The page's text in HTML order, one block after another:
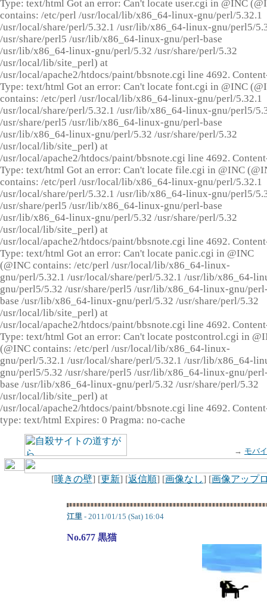
Type: text/html Got an error: Can't locate user.cgi in @INC
contains: /etc/perl /usr/local/lib/x86_64-linux-gnu/perl/5.32.1
/usr/local/share/perl/5.32.1 /usr/lib/x86_64-linux-gnu/perl5/
/usr/share/perl5 /usr/lib/x86_64-linux-gnu/perl-base
/usr/lib/x86_64-linux-gnu/perl/5.32 /usr/share/perl/5.32
/usr/local/lib/site_perl) at
/usr/local/apache2/htdocs/paint/bbsnote.cgi line 4692.
Type: text/html Got an error: Can't locate font.cgi in @INC
contains: /etc/perl /usr/local/lib/x86_64-linux-gnu/perl/5.32.1
/usr/local/share/perl/5.32.1 /usr/lib/x86_64-linux-gnu/perl5/
/usr/share/perl5 /usr/lib/x86_64-linux-gnu/perl-base
/usr/lib/x86_64-linux-gnu/perl/5.32 /usr/share/perl/5.32
/usr/local/lib/site_perl) at
/usr/local/apache2/htdocs/paint/bbsnote.cgi line 4692.
Type: text/html Got an error: Can't locate file.cgi in @INC
contains: /etc/perl /usr/local/lib/x86_64-linux-gnu/perl/5.32.1
/usr/local/share/perl/5.32.1 /usr/lib/x86_64-linux-gnu/perl5/
/usr/share/perl5 /usr/lib/x86_64-linux-gnu/perl-base
/usr/lib/x86_64-linux-gnu/perl/5.32 /usr/share/perl/5.32
/usr/local/lib/site_perl) at
/usr/local/apache2/htdocs/paint/bbsnote.cgi line 4692.
Type: text/html Got an error: Can't locate panic.cgi in @INC
(@INC contains: /etc/perl /usr/local/lib/x86_64-linux-
gnu/perl/5.32.1 /usr/local/share/perl/5.32.1 /usr/lib/x86_64-
gnu/perl5/5.32 /usr/share/perl5 /usr/lib/x86_64-linux-gnu/
base /usr/lib/x86_64-linux-gnu/perl/5.32 /usr/share/perl/5.32
/usr/local/lib/site_perl) at
/usr/local/apache2/htdocs/paint/bbsnote.cgi line 4692.
Type: text/html Got an error: Can't locate postcontrol.cgi in
(@INC contains: /etc/perl /usr/local/lib/x86_64-linux-
gnu/perl/5.32.1 /usr/local/share/perl/5.32.1 /usr/lib/x86_64-
gnu/perl5/5.32 /usr/share/perl5 /usr/lib/x86_64-linux-gnu/
base /usr/lib/x86_64-linux-gnu/perl/5.32 /usr/share/perl/5.32
/usr/local/lib/site_perl) at
/usr/local/apache2/htdocs/paint/bbsnote.cgi line 4692.
type: text/html Expires: 0 Pragma: no-cache
→ モバ
[嘆きの壁] [更新] [返信順] [画像なし] [画像アップ
江里 - 2011/01/15 (Sat) 16:04
No.677 黒猫